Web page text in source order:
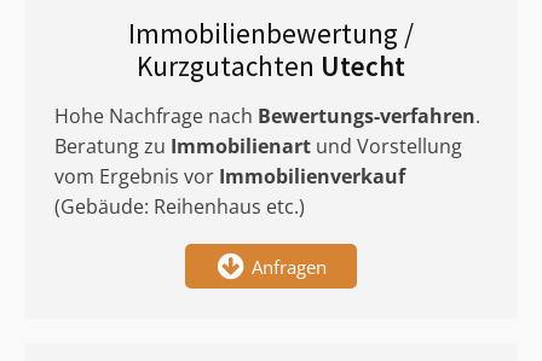
Immobilienbewertung /
Kurzgutachten Utecht
Hohe Nachfrage nach Bewertungs-verfahren.
Beratung zu Immobilienart und Vorstellung
vom Ergebnis vor Immobilienverkauf
(Gebäude: Reihenhaus etc.)
Anfragen